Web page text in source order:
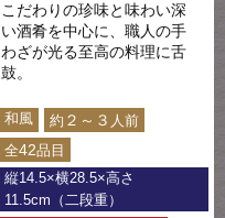
こだわりの珍味と味わい深
い酒肴を中心に、職人の手
わざが光る至高の料理に舌
鼓。
和風 約 ２～３ 人前
全42品目
縦14.5×横28.5×高さ
11.5cm（二段重）